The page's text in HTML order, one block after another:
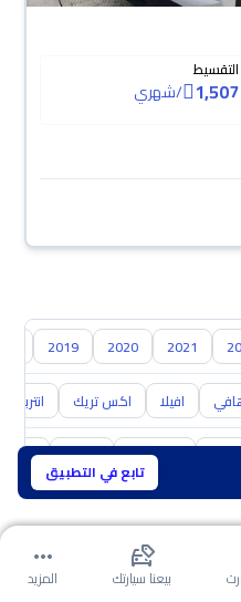
تابع في التطبيق
التقسيط
1,507
/شهري
2021
2020
2019
افيلا اكس تريك انتربريز
سوزوكي هافال GAC
بيعنا سيارتك المزيد